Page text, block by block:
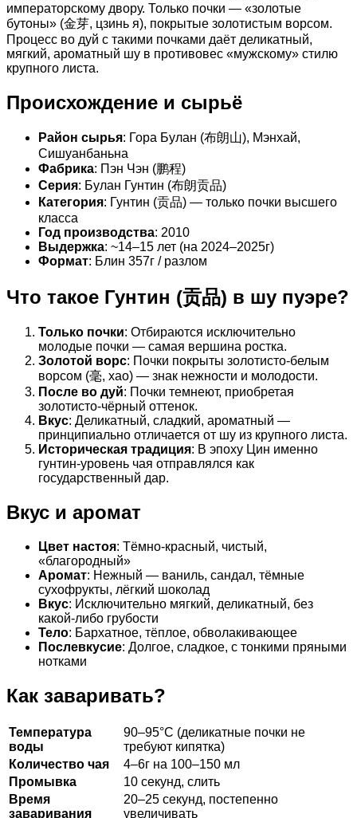
императорскому двору. Только почки — «золотые
бутоны» (金芽, цзинь я), покрытые золотистым ворсом.
Процесс во дуй с такими почками даёт деликатный,
мягкий, ароматный шу в противовес «мужскому» стилю
крупного листа.
Происхождение и сырьё
Район сырья: Гора Булан (布朗山), Мэнхай,
Сишуанбаньна
Фабрика: Пэн Чэн (鹏程)
Серия: Булан Гунтин (布朗贡品)
Категория: Гунтин (贡品) — только почки высшего
класса
Год производства: 2010
Выдержка: ~14–15 лет (на 2024–2025г)
Формат: Блин 357г / разлом
Что такое Гунтин (贡品) в шу пуэре?
Только почки: Отбираются исключительно
молодые почки — самая вершина ростка.
Золотой ворс: Почки покрыты золотисто-белым
ворсом (毫, хао) — знак нежности и молодости.
После во дуй: Почки темнеют, приобретая
золотисто-чёрный оттенок.
Вкус: Деликатный, сладкий, ароматный —
принципиально отличается от шу из крупного листа.
Историческая традиция: В эпоху Цин именно
гунтин-уровень чая отправлялся как
государственный дар.
Вкус и аромат
Цвет настоя: Тёмно-красный, чистый,
«благородный»
Аромат: Нежный — ваниль, сандал, тёмные
сухофрукты, лёгкий шоколад
Вкус: Исключительно мягкий, деликатный, без
какой-либо грубости
Тело: Бархатное, тёплое, обволакивающее
Послевкусие: Долгое, сладкое, с тонкими пряными
нотками
Как заваривать?
Температура
воды
90–95°C (деликатные почки не
требуют кипятка)
Количество чая
4–6г на 100–150 мл
Промывка
10 секунд, слить
Время
заваривания
20–25 секунд, постепенно
увеличивать